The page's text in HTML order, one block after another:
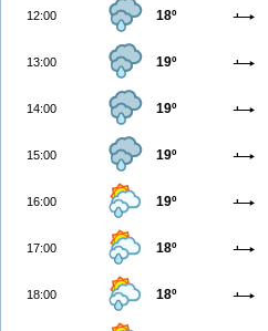
12:00 18º
13:00 19º
14:00 19º
15:00 19º
16:00 19º
17:00 18º
18:00 18º